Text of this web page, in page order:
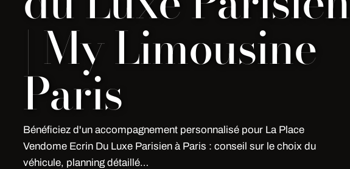
| My Limousine
Paris
Bénéficiez d'un accompagnement personnalisé pour La Place
Vendome Ecrin Du Luxe Parisien à Paris : conseil sur le choix du
véhicule, planning détaillé…